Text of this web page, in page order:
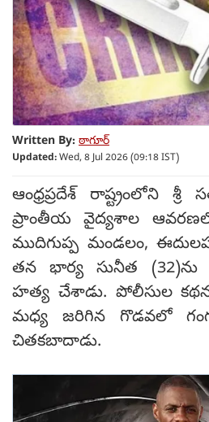
Written By: ఠాగూర్
Updated:Wed, 8 Jul 2026 (09:18 IST)
ఆంధ్రప్రదేశ్ రాష్ట్రంలోని
ప్రాంతీయ వైద్యశాల
ముదిగుప్ప మండలం,
తన భార్య సునీత (32)ను
హత్య చేశాడు. పోలీసుల
మధ్య జరిగిన గొడవలో
చితకబాదాడు.